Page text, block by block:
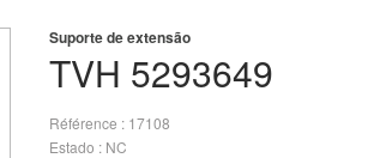
TVH 5293649
Suporte de extensão
Référence
17108
Estado
NC